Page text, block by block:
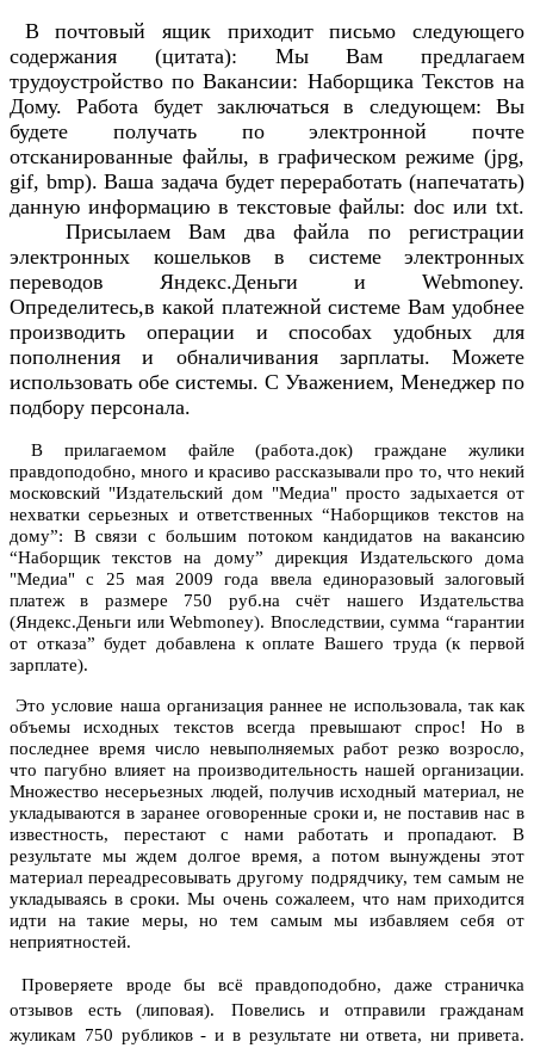
В почтовый ящик приходит письмо следующего
содержания (цитата): Мы Вам предлагаем
трудоустройство по Вакансии: Наборщика Текстов на
Дому. Работа будет заключаться в следующем: Вы
будете получать по электронной почте
отсканированные файлы, в графическом режиме (jpg,
gif, bmp). Ваша задача будет переработать (напечатать)
данную информацию в текстовые файлы: doc или txt.
Присылаем Вам два файла по регистрации
электронных кошельков в системе электронных
переводов Яндекс.Деньги и Webmoney.
Определитесь,в какой платежной системе Вам удобнее
производить операции и способах удобных для
пополнения и обналичивания зарплаты. Можете
использовать обе системы. С Уважением, Менеджер по
подбору персонала.
В прилагаемом файле (работа.док) граждане жулики
правдоподобно, много и красиво рассказывали про то, что некий
московский "Издательский дом "Медиа" просто задыхается от
нехватки серьезных и ответственных “Наборщиков текстов на
дому”: В связи с большим потоком кандидатов на вакансию
“Наборщик текстов на дому” дирекция Издательского дома
"Медиа" с 25 мая 2009 года ввела единоразовый залоговый
платеж в размере 750 руб.на cчёт нашего Издательства
(Яндекс.Деньги или Webmoney). Впоследствии, сумма “гарантии
от отказа” будет добавлена к оплате Вашего труда (к первой
зарплате).
Это условие наша организация раннее не использовала, так как
объемы исходных текстов всегда превышают спрос! Но в
последнее время число невыполняемых работ резко возросло,
что пагубно влияет на производительность нашей организации.
Множество несерьезных людей, получив исходный материал, не
укладываются в заранее оговоренные сроки и, не поставив нас в
известность, перестают с нами работать и пропадают. В
результате мы ждем долгое время, а потом вынуждены этот
материал переадресовывать другому подрядчику, тем самым не
укладываясь в сроки. Мы очень сожалеем, что нам приходится
идти на такие меры, но тем самым мы избавляем себя от
неприятностей.
Проверяете вроде бы всё правдоподобно, даже страничка
отзывов есть (липовая).
Повелись и отправили гражданам
жуликам 750 рубликов - и в результате ни ответа, ни привета.